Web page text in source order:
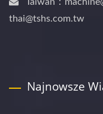
thai@tshs.com.tw
Najnowsze